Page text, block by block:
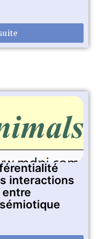
interactions